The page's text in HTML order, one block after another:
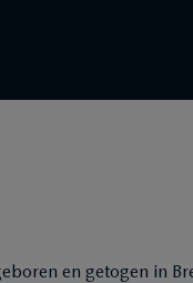
ER
en getogen in